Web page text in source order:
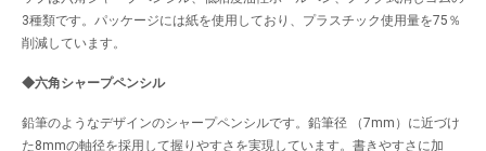
3種類です。パッケージには紙を使用しており、プラスチック使用量を75％
削減しています。
◆六角シャープペンシル
鉛筆のようなデザインのシャープペンシルです。鉛筆径 （7mm）に近づけ
た8mmの軸径を採用して握りやすさを実現しています。書きやすさに加